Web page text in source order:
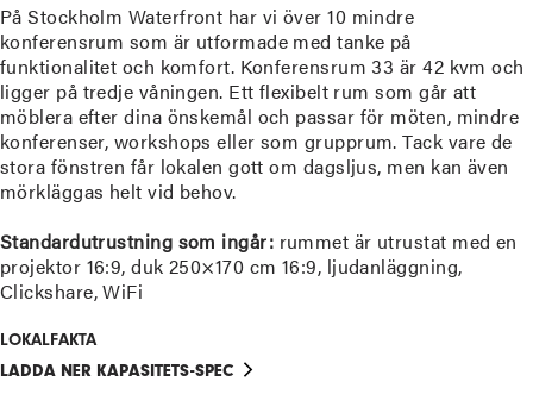
På Stockholm Waterfront har vi över 10 mindre
konferensrum som är utformade med tanke på
funktionalitet och komfort. Konferensrum 33 är 42 kvm och
ligger på tredje våningen. Ett flexibelt rum som går att
möblera efter dina önskemål och passar för möten, mindre
konferenser, workshops eller som grupprum. Tack vare de
stora fönstren får lokalen gott om dagsljus, men kan även
mörkläggas helt vid behov.
Standardutrustning som ingår: rummet är utrustat med en
projektor 16:9, duk 250×170 cm 16:9, ljudanläggning,
Clickshare, WiFi
LOKALFAKTA
LADDA NER KAPASITETS-SPEC